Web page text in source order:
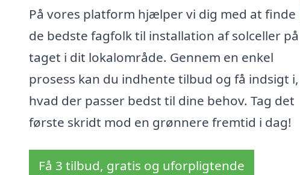
På vores platform hjælper vi dig med at finde
de bedste fagfolk til installation af solceller på
taget i dit lokalområde. Gennem en enkel
prosess kan du indhente tilbud og få indsigt i,
hvad der passer bedst til dine behov. Tag det
første skridt mod en grønnere fremtid i dag!
Få 3 tilbud, gratis og uforpligtende